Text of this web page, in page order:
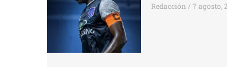
Redacción 7 agosto,